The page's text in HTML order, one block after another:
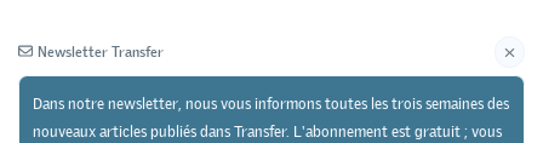
Newsletter Transfer
Dans notre newsletter, nous vous informons toutes les trois semaines des
nouveaux articles publiés dans Transfer. L'abonnement est gratuit ; vous